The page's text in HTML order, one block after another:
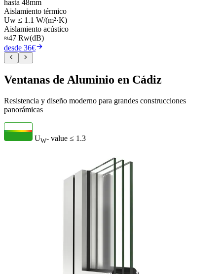
hasta 48mm
Aislamiento térmico
Uw ≤ 1.1 W/(m²·K)
Aislamiento acústico
≈47 Rw(dB)
desde 36€
Ventanas de Aluminio en Cádiz
Resistencia y diseño moderno para grandes construcciones
panorámicas
UW- value ≤ 1.3